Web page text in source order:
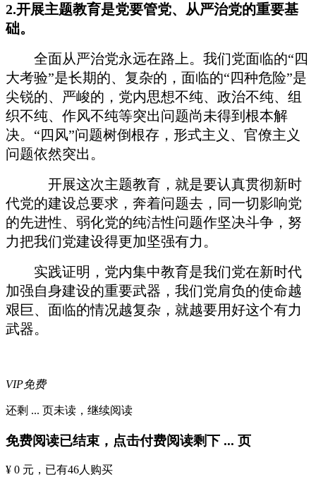
2.开展主题教育是党要管党、从严治党的重要基
础。
全面从严治党永远在路上。我们党面临的“四
大考验”是长期的、复杂的，面临的“四种危险”是
尖锐的、严峻的，党内思想不纯、政治不纯、组
织不纯、作风不纯等突出问题尚未得到根本解
决。“四风”问题树倒根存，形式主义、官僚主义
问题依然突出。
开展这次主题教育，就是要认真贯彻新时
代党的建设总要求，奔着问题去，同一切影响党
的先进性、弱化党的纯洁性问题作坚决斗争，努
力把我们党建设得更加坚强有力。
实践证明，党内集中教育是我们党在新时代
加强自身建设的重要武器，我们党肩负的使命越
艰巨、面临的情况越复杂，就越要用好这个有力
武器。
VIP免费
还剩 ... 页未读， 继续阅读
免费阅读已结束，点击付费阅读剩下 ... 页
¥ 0 元 ，已有46人购买